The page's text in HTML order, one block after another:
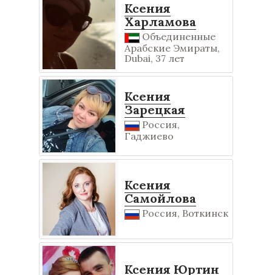
Ксения
Харламова
Объединенные
Арабские Эмираты,
Dubai, 37 лет
Ксения
Зарецкая
Россия,
Гаджиево
Ксения
Самойлова
Россия, Воткинск
Ксения Юртин